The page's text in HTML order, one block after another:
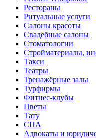
Рестораны
Ритуальные услуги
Салоны красоты
Свадебные салоны
Стоматологии
Стройматериалы,
Такси
Театры
Тренажёрные залы
Турфирмы
Фитнес-клубы
Цветы
Тату
СПА
Адвокаты и